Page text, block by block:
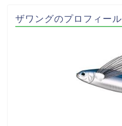
ザワングのプロフィール